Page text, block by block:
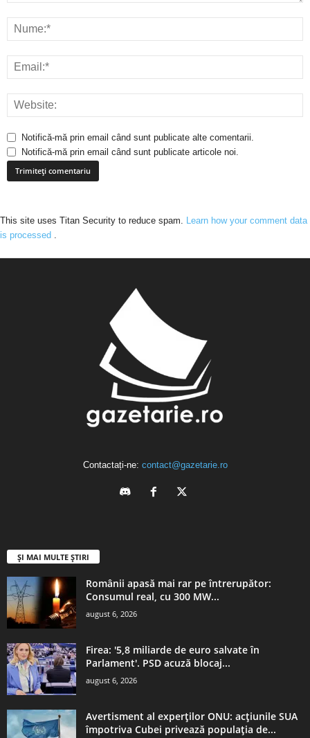
Notifică-mă prin email când sunt publicate alte comentarii.
Notifică-mă prin email când sunt publicate articole noi.
This site uses Titan Security to reduce spam. Learn how your comment data
is processed .
Contactați-ne: contact@gazetarie.ro
ȘI MAI MULTE ȘTIRI
Românii apasă mai rar pe întrerupător:
Consumul real, cu 300 MW...
august 6, 2026
Firea: '5,8 miliarde de euro salvate în
Parlament'. PSD acuză blocaj...
august 6, 2026
Avertisment al experților ONU: acţiunile SUA
împotriva Cubei privează populaţia de...